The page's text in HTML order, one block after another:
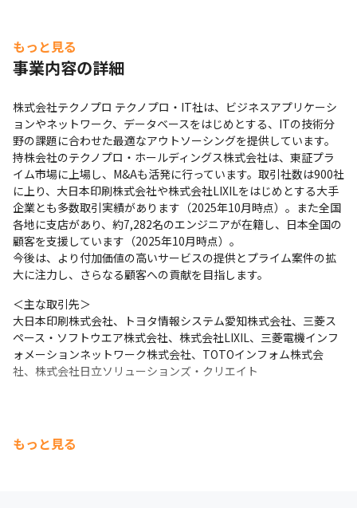
もっと見る
事業内容の詳細
株式会社テクノプロ テクノプロ・IT社は、ビジネスアプリケーシ
ョンやネットワーク、データベースをはじめとする、ITの技術分
野の課題に合わせた最適なアウトソーシングを提供しています。
持株会社のテクノプロ・ホールディングス株式会社は、東証プラ
イム市場に上場し、M&Aも活発に行っています。取引社数は900社
に上り、大日本印刷株式会社や株式会社LIXILをはじめとする大手
企業とも多数取引実績があります（2025年10月時点）。また全国
各地に支店があり、約7,282名のエンジニアが在籍し、日本全国の
顧客を支援しています（2025年10月時点）。
今後は、より付加価値の高いサービスの提供とプライム案件の拡
大に注力し、さらなる顧客への貢献を目指します。
＜主な取引先＞
大日本印刷株式会社、トヨタ情報システム愛知株式会社、三菱ス
ペース・ソフトウエア株式会社、株式会社LIXIL、三菱電機インフ
ォメーションネットワーク株式会社、TOTOインフォム株式会
社、株式会社日立ソリューションズ・クリエイト
もっと見る